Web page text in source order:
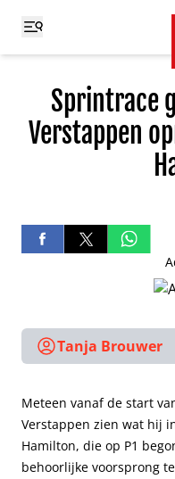
Sprintrace
Verstappen
Tanja Brouwer
Meteen vanaf de start
Verstappen zien wat hij
Hamilton, die op P1
behoorlijke voorsprong